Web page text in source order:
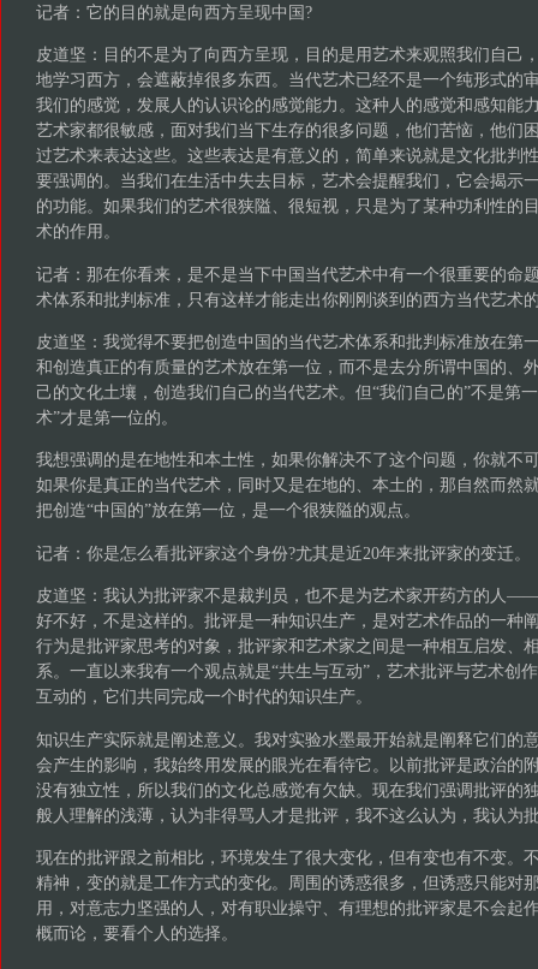
记者：它的目的就是向西方呈现中国?
皮道坚：目的不是为了向西方呈现，目的是用艺术来观照我们自己
地学习西方，会遮蔽掉很多东西。当代艺术已经不是一个纯形式的
我们的感觉，发展人的认识论的感觉能力。这种人的感觉和感知能
艺术家都很敏感，面对我们当下生存的很多问题，他们苦恼，他们
过艺术来表达这些。这些表达是有意义的，简单来说就是文化批判
要强调的。当我们在生活中失去目标，艺术会提醒我们，它会揭示
的功能。如果我们的艺术很狭隘、很短视，只是为了某种功利性的
术的作用。
记者：那在你看来，是不是当下中国当代艺术中有一个很重要的命
术体系和批判标准，只有这样才能走出你刚刚谈到的西方当代艺术
皮道坚：我觉得不要把创造中国的当代艺术体系和批判标准放在第
和创造真正的有质量的艺术放在第一位，而不是去分所谓中国的、
己的文化土壤，创造我们自己的当代艺术。但“我们自己的”不是第
术”才是第一位的。
我想强调的是在地性和本土性，如果你解决不了这个问题，你就不
如果你是真正的当代艺术，同时又是在地的、本土的，那自然而然
把创造“中国的”放在第一位，是一个很狭隘的观点。
记者：你是怎么看批评家这个身份?尤其是近20年来批评家的变迁。
皮道坚：我认为批评家不是裁判员，也不是为艺术家开药方的人
好不好，不是这样的。批评是一种知识生产，是对艺术作品的一种
行为是批评家思考的对象，批评家和艺术家之间是一种相互启发、
系。一直以来我有一个观点就是“共生与互动”，艺术批评与艺术创
互动的，它们共同完成一个时代的知识生产。
知识生产实际就是阐述意义。我对实验水墨最开始就是阐释它们的
会产生的影响，我始终用发展的眼光在看待它。以前批评是政治的
没有独立性，所以我们的文化总感觉有欠缺。现在我们强调批评的
般人理解的浅薄，认为非得骂人才是批评，我不这么认为，我认为
现在的批评跟之前相比，环境发生了很大变化，但有变也有不变。
精神，变的就是工作方式的变化。周围的诱惑很多，但诱惑只能对
用，对意志力坚强的人，对有职业操守、有理想的批评家是不会起
概而论，要看个人的选择。